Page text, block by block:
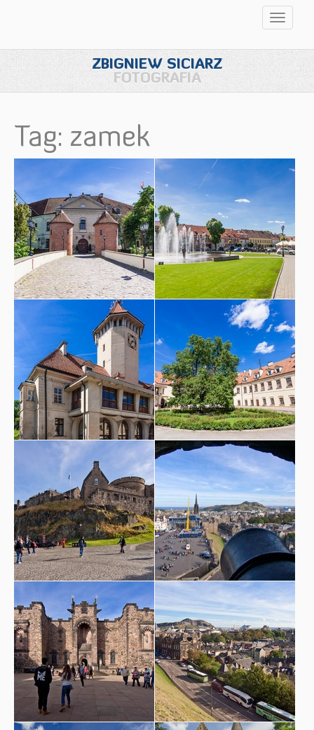
ZBIGNIEW SICIARZ
FOTOGRAFIA
Tag: zamek